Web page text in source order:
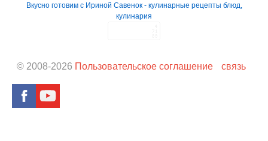
Вкусно готовим с Ириной Савенок - кулинарные рецепты блюд,
кулинария
© 2008-2026 Пользовательское соглашение связь